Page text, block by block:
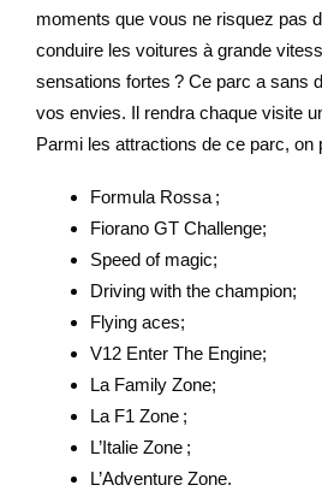
moments que vous ne risquez pas
conduire les voitures à grande
sensations fortes ? Ce parc a sans
vos envies. Il rendra chaque visite
Parmi les attractions de ce parc, on
Formula Rossa ;
Fiorano GT Challenge;
Speed of magic;
Driving with the champion;
Flying aces;
V12 Enter The Engine;
La Family Zone;
La F1 Zone ;
L’Italie Zone ;
L’Adventure Zone.